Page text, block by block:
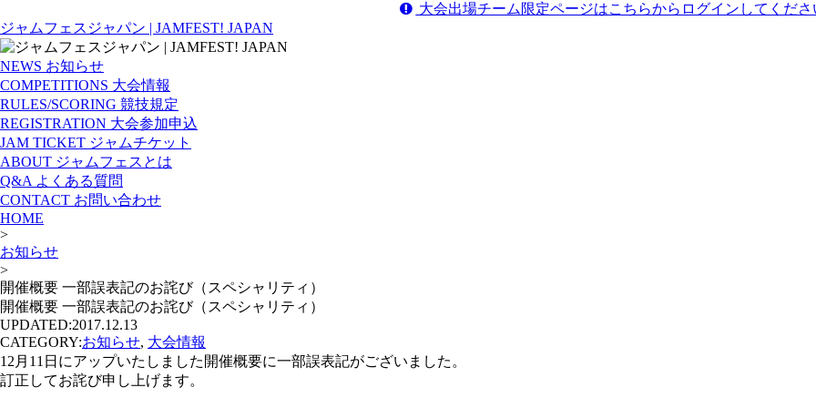
大会出場チーム限定ページはこちらからログインしてくださ
ジャムフェスジャパン | JAMFEST! JAPAN
NEWS お知らせ
COMPETITIONS 大会情報
RULES/SCORING 競技規定
REGISTRATION 大会参加申込
JAM TICKET ジャムチケット
ABOUT ジャムフェスとは
Q&A よくある質問
CONTACT お問い合わせ
HOME
>
お知らせ
>
開催概要 一部誤表記のお詫び（スペシャリティ）
開催概要 一部誤表記のお詫び（スペシャリティ）
UPDATED:2017.12.13
CATEGORY:お知らせ, 大会情報
12月11日にアップいたしました開催概要に一部誤表記がございました。
訂正してお詫び申し上げます。